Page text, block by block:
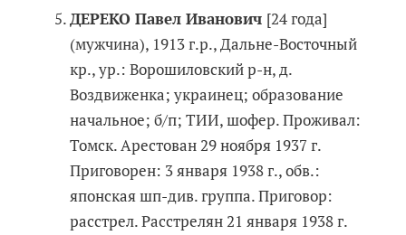
ДЕРЕКО Павел Иванович [24 года]
(мужчина), 1913 г.р., Дальне-Восточный
кр., ур.: Ворошиловский р-н, д.
Воздвиженка; украинец; образование
начальное; б/п; ТИИ, шофер. Проживал:
Томск. Арестован 29 ноября 1937 г.
Приговорен: 3 января 1938 г., обв.:
японская шп-див. группа. Приговор:
расстрел. Расстрелян 21 января 1938 г.